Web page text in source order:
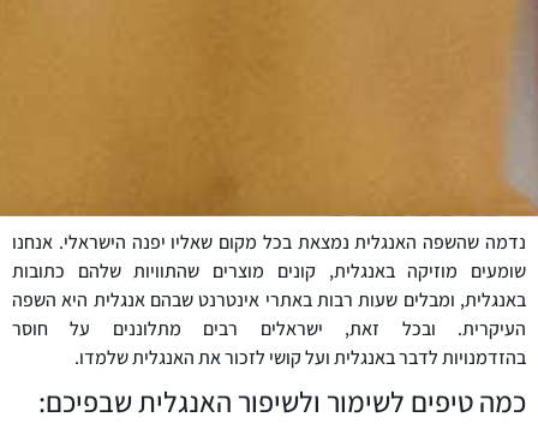
נדמה שהשפה האנגלית נמצאת בכל מקום שאליו יפנה הישראלי. אנחנו
שומעים מוזיקה באנגלית, קונים מוצרים שהתוויות שלהם כתובות
באנגלית, ומבלים שעות רבות באתרי אינטרנט שבהם אנגלית היא השפה
העיקרית. ובכל זאת, ישראלים רבים מתלוננים על חוסר
בהזדמנויות לדבר באנגלית ועל קושי לזכור את האנגלית שלמדו.
כמה טיפים לשימור ולשיפור האנגלית שבפיכם: